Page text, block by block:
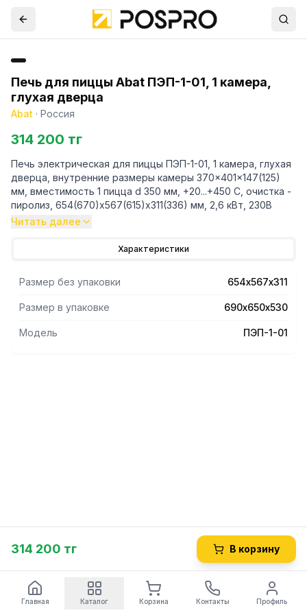
Печь для пиццы Abat ПЭП-1-01, 1 камера,
глухая дверца
Abat · Россия
314 200 тг
Печь электрическая для пиццы ПЭП-1-01, 1 камера, глухая
дверца, внутренние размеры камеры 370x401x147(125)
мм, вместимость 1 пицца d 350 мм, +20...+450 С, очистка -
пиролиз, 654(670)х567(615)х311(336) мм, 2,6 кВт, 230В
Читать далее
Характеристики
Размер без упаковки 654х567х311
Размер в упаковке 690х650х530
Модель ПЭП-1-01
314 200 тг В корзину
Главная Каталог Корзина Контакты Профиль